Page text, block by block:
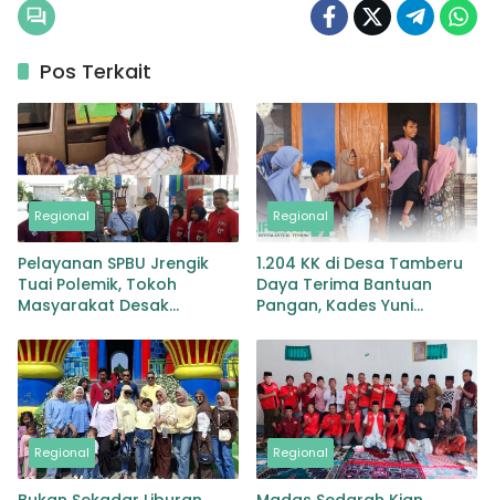
Pos Terkait
Regional
Pelayanan SPBU Jrengik
Tuai Polemik, Tokoh
Masyarakat Desak
Copot Manajer
Regional
1.204 KK di Desa Tamberu
Daya Terima Bantuan
Pangan, Kades Yuni
Sasaran
Regional Regional